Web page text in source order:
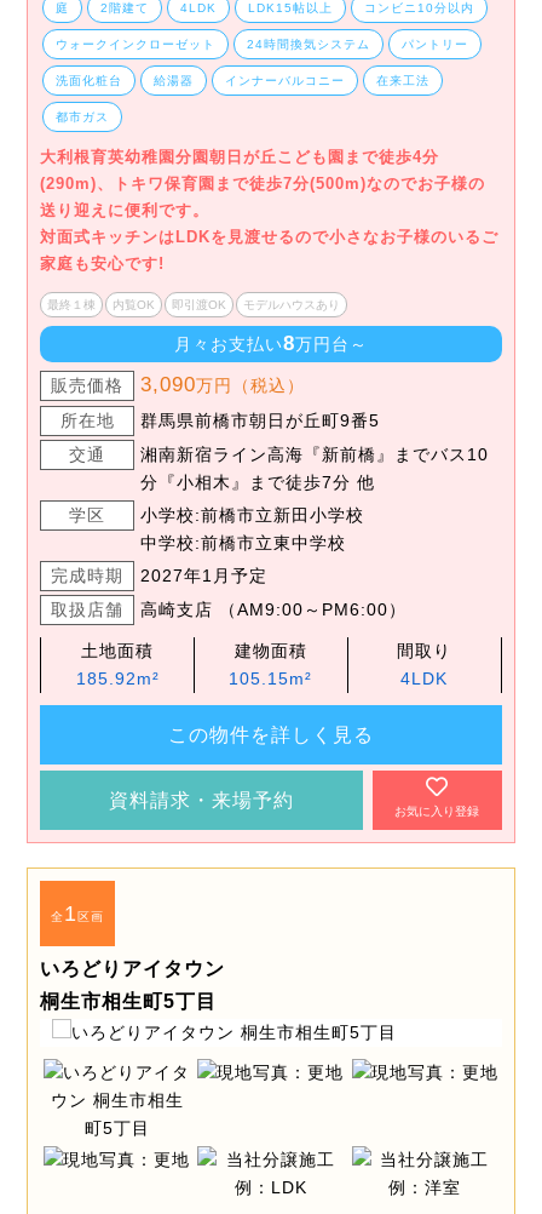
庭 2階建て 4LDK LDK15帖以上 コンビニ10分以内
ウォークインクローゼット 24時間換気システム パントリー
洗面化粧台 給湯器 インナーバルコニー 在来工法
都市ガス
大利根育英幼稚園分園朝日が丘こども園まで徒歩4分
(290m)、トキワ保育園まで徒歩7分(500m)なのでお子様の
送り迎えに便利です。
対面式キッチンはLDKを見渡せるので小さなお子様のいるご
家庭も安心です!
最終１棟 内覧OK 即引渡OK モデルハウスあり
月々お支払い8万円台～
販売価格 3,090万円（税込）
所在地
群馬県前橋市朝日が丘町9番5
交通
湘南新宿ライン高海『新前橋』までバス10
分『小相木』まで徒歩7分 他
学区
小学校:前橋市立新田小学校
中学校:前橋市立東中学校
完成時期
2027年1月予定
取扱店舗
高崎支店 （AM9:00～PM6:00）
土地面積
185.92m²
建物面積
105.15m²
間取り
4LDK
この物件を詳しく見る
資料請求・来場予約
お気に入り登録
全1区画
いろどりアイタウン
桐生市相生町5丁目